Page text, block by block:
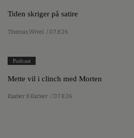
Tiden skriger på satire
Thomas Wivel / 07.8.26
Podcast
Mette vil i clinch med Morten
Kaaber & Karker / 07.8.26